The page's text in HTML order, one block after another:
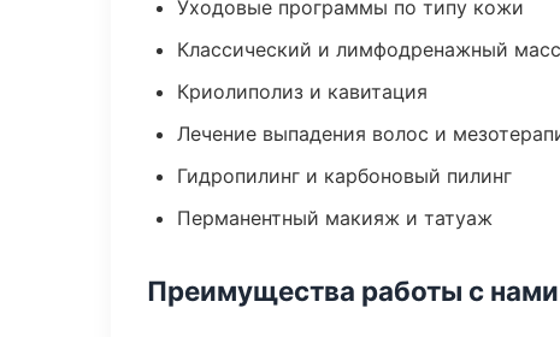
Уходовые программы по типу кожи
Классический и лимфодренажный
Криолиполиз и кавитация
Лечение выпадения волос и
Гидропилинг и карбоновый пилинг
Перманентный макияж и татуаж
Преимущества работы с нами